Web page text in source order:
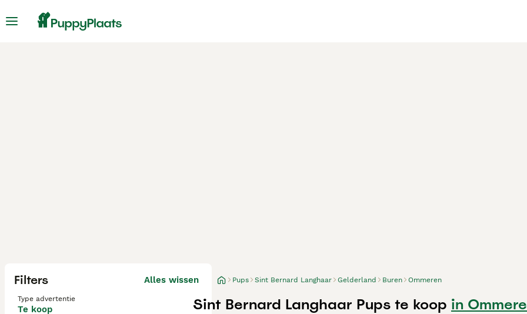
Filters Alles wissen
Type advertentie
Te koop
Pups Sint Bernard Langhaar Gelderland Buren Ommeren
Sint Bernard Langhaar Pups te koop in